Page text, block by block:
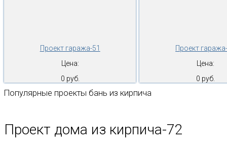
Проект гаража-51
Цена:
0 руб.
Проект
Цена:
0 руб.
Популярные проекты бань из кирпича
Проект дома из кирпича-72